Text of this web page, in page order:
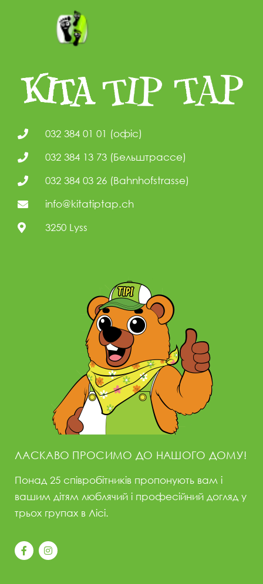
032 384 01 01 (офіс)
032 384 13 73 (Бельштрассе)
032 384 03 26 (Bahnhofstrasse)
info@kitatiptap.ch
3250 Lyss
ЛАСКАВО ПРОСИМО ДО НАШОГО ДОМУ!
Понад 25 співробітників пропонують вам і
вашим дітям люблячий і професійний догляд у
трьох групах в Лісі.